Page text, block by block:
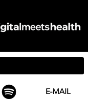
E-MAIL